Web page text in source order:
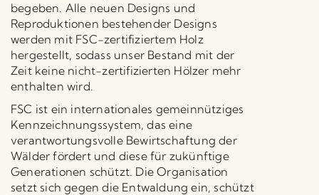
begeben. Alle neuen Designs und
Reproduktionen bestehender Designs
werden mit FSC-zertifiziertem Holz
hergestellt, sodass unser Bestand mit der
Zeit keine nicht-zertifizierten Hölzer mehr
enthalten wird.
FSC ist ein internationales gemeinnütziges
Kennzeichnungssystem, das eine
verantwortungsvolle Bewirtschaftung der
Wälder fördert und diese für zukünftige
Generationen schützt. Die Organisation
setzt sich gegen die Entwaldung ein, schützt